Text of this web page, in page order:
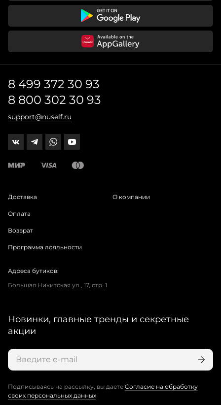
8 499 372 30 93
8 800 302 30 93
support@nuself.ru
Доставка
Оплата
Возврат
Программа лояльности
О компании
Адреса бутиков:
Большая Никитская ул., 17, стр. 1
Новинки, главные тренды и секретные
акции
Подписываясь на рассылку, вы даете Согласие на обработку
своих персональных данных